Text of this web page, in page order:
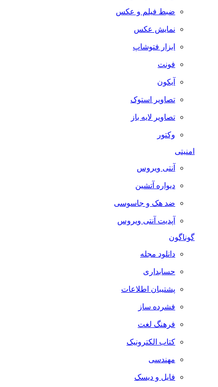
ضبط فيلم و عكس
نمایش عکس
ابزار فتوشاپ
فونت
آیکون
تصاویر استوک
تصاویر لایه باز
وکتور
آنتی ویروس
دیواره آتشین
ضد هک و جاسوسی
آپدیت آنتی ویروس
گوناگون
دانلود مجله
حسابداری
پشتیبان اطلاعات
فشرده ساز
فرهنگ لغت
کتاب الکترونیک
مهندسی
فایل و دیسک